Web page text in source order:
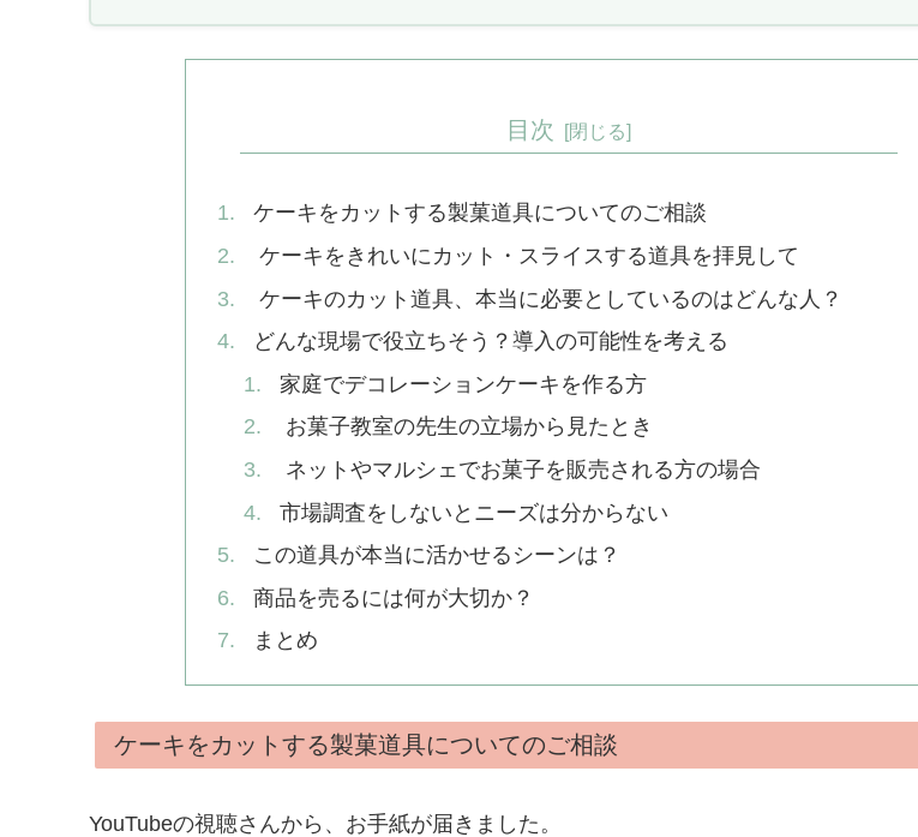
目次
ケーキをカットする製菓道具についてのご相談
ケーキをきれいにカット・スライスする道具を拝見して
ケーキのカット道具、本当に必要としているのはどんな人？
どんな現場で役立ちそう？導入の可能性を考える
家庭でデコレーションケーキを作る方
お菓子教室の先生の立場から見たとき
ネットやマルシェでお菓子を販売される方の場合
市場調査をしないとニーズは分からない
この道具が本当に活かせるシーンは？
商品を売るには何が大切か？
まとめ
ケーキをカットする製菓道具についてのご相談
YouTubeの視聴さんから、お手紙が届きました。